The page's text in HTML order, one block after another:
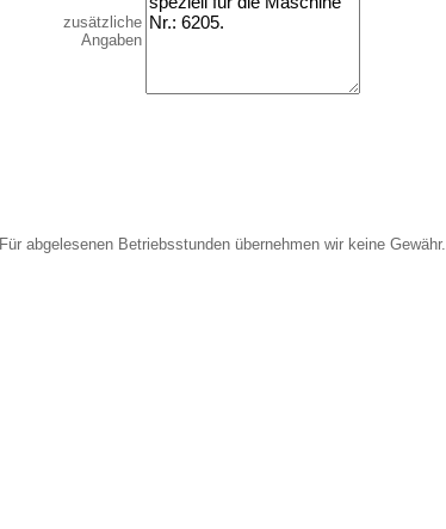
zusätzliche
Angaben
Für abgelesenen Betriebsstunden übernehmen wir keine Gewähr.